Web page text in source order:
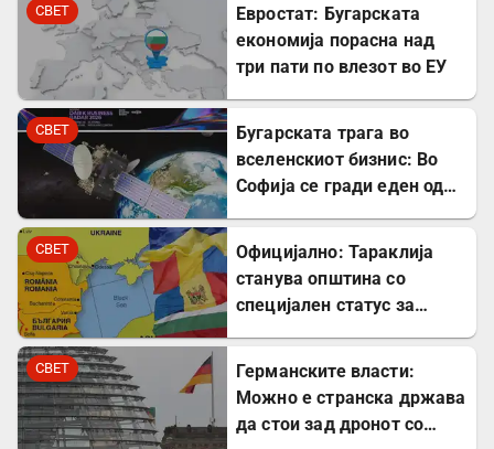
СВЕТ
Евростат: Бугарската
економија порасна над
три пати по влезот во ЕУ
СВЕТ
Бугарската трага во
вселенскиот бизнис: Во
Софија се гради еден од
центри во Европа
СВЕТ
Официјално: Тараклија
станува општина со
специјален статус за
СВЕТ
Германските власти:
Можно е странска држава
да стои зад дронот со